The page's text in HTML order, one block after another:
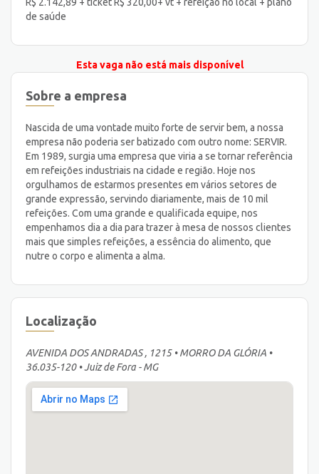
de saúde
Esta vaga não está mais disponível
Sobre a empresa
Nascida de uma vontade muito forte de servir bem, a nossa
empresa não poderia ser batizado com outro nome: SERVIR.
Em 1989, surgia uma empresa que viria a se tornar referência
em refeições industriais na cidade e região. Hoje nos
orgulhamos de estarmos presentes em vários setores de
grande expressão, servindo diariamente, mais de 10 mil
refeições. Com uma grande e qualificada equipe, nos
empenhamos dia a dia para trazer à mesa de nossos clientes
mais que simples refeições, a essência do alimento, que
nutre o corpo e alimenta a alma.
Localização
AVENIDA DOS ANDRADAS , 1215 • MORRO DA GLÓRIA •
36.035-120 • Juiz de Fora - MG